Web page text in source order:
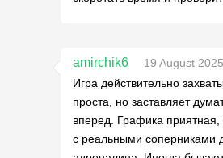
amirchik6
19 August
Игра действительно
проста, но заставляет
вперед. Графика приятная,
с реальными соперниками